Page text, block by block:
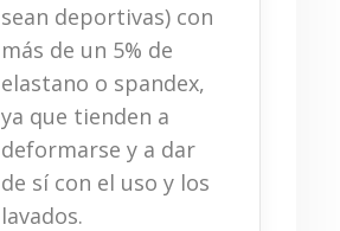
sean deportivas) con
más de un 5% de
elastano o spandex,
ya que tienden a
deformarse y a dar
de sí con el uso y los
lavados.